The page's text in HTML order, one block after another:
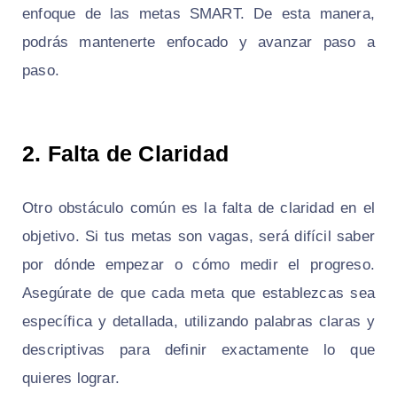
enfoque de las metas SMART. De esta manera,
podrás mantenerte enfocado y avanzar paso a
paso.
2. Falta de Claridad
Otro obstáculo común es la falta de claridad en el
objetivo. Si tus metas son vagas, será difícil saber
por dónde empezar o cómo medir el progreso.
Asegúrate de que cada meta que establezcas sea
específica y detallada, utilizando palabras claras y
descriptivas para definir exactamente lo que
quieres lograr.